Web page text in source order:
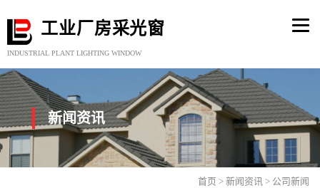
工业厂房采光窗
INDUSTRIAL PLANT LIGHTING WINDOW
新闻资讯
首页 > 新闻资讯 > 公司新闻